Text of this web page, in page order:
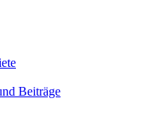
Beiträge